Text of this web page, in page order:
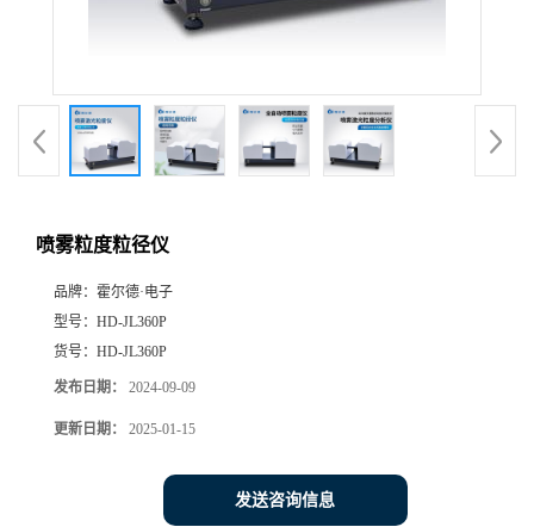
喷雾粒度粒径仪
品牌： 霍尔德·电子
型号： HD-JL360P
货号： HD-JL360P
发布日期： 2024-09-09
更新日期： 2025-01-15
发送咨询信息